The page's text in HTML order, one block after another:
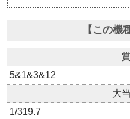
【この機
5&1&3&12
大
1/319.7